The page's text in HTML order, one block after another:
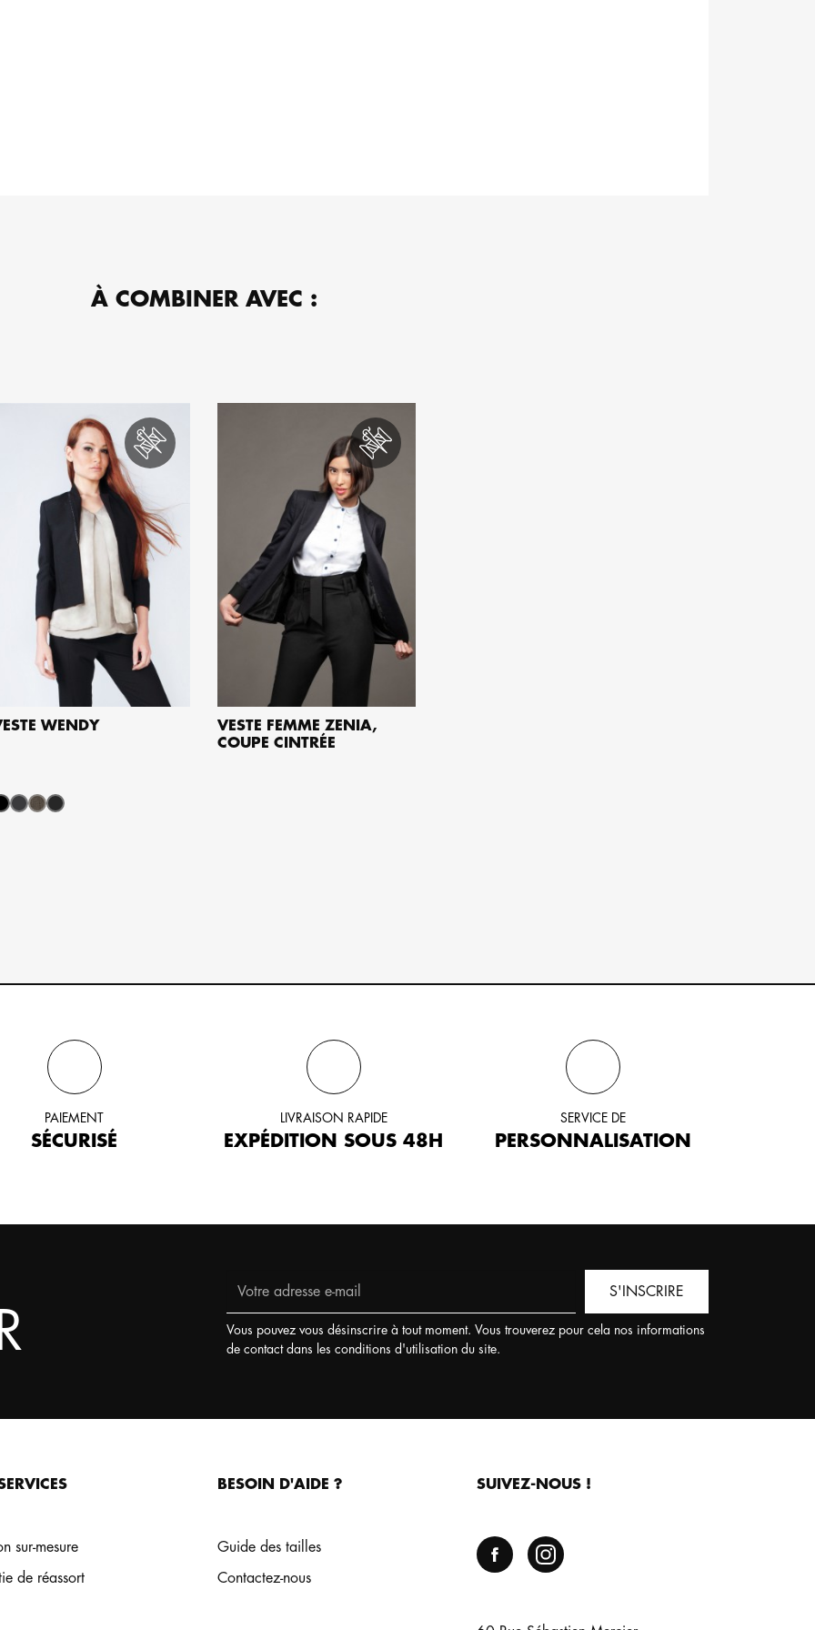
À COMBINER AVEC :
WENDY
Gris moyen
gris rayure
Anthracite
VESTE FEMME ZENIA,
COUPE CINTRÉE
PAIEMENT
SÉCURISÉ
LIVRAISON RAPIDE
EXPÉDITION SOUS 48H
SERVICE DE
PERSONNALISATION
S'INSCRIRE
Vous pouvez vous désinscrire à tout moment. Vous trouverez pour cela nos informations
de contact dans les conditions d'utilisation du site.
sur-mesure
de réassort
BESOIN D'AIDE ?
Guide des tailles
Contactez-nous
SUIVEZ-NOUS !